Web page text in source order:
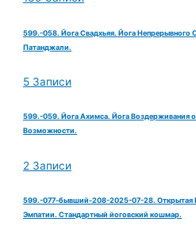
599.-058. Йога Свадхьяя. Йога Непрерывного
Патанджали.
5 Записи
599.-059. Йога Ахимса. Йога Воздерживания
Возможности.
2 Записи
599.-077-бывший-208-2025-07-28. Открытая
Эмпатии. Стандартный йоговский кошмар.